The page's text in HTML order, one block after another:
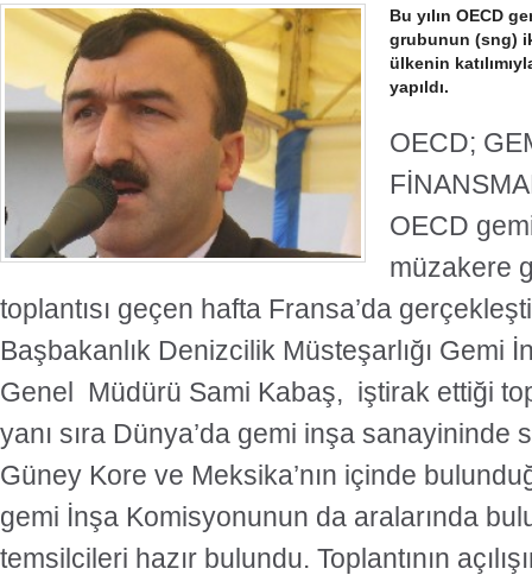
Bu yılın OECD
grubunun (sng)
ülkenin
yapıldı.
OECD;
OECD
müzakere
toplantısı geçen hafta Fransa’da
Başbakanlık Denizcilik Müsteşarlığı Gemi
Genel Müdürü Sami Kabaş, iştirak ettiği
yanı sıra Dünya’da gemi inşa sanayininde
Güney Kore ve Meksika’nın içinde
gemi İnşa Komisyonunun da aralarında
temsilcileri hazır bulundu. Toplantının